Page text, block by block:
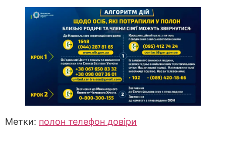
Метки: полон телефон довіри